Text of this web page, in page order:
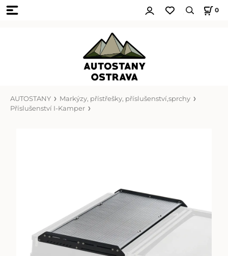
0
AUTOSTANY
Markýzy, přístřešky, příslušenství,sprchy
Příslušenství I-Kamper